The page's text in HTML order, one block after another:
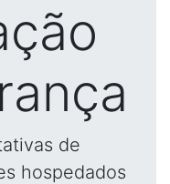
de
hospedados